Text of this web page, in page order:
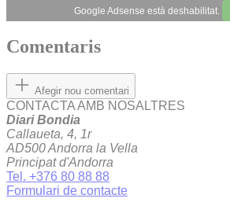
Google Adsense està deshabilitat.
Comentaris
Afegir nou comentari
CONTACTA AMB NOSALTRES
Diari Bondia
Callaueta, 4, 1r
AD500 Andorra la Vella
Principat d'Andorra
Tel. +376 80 88 88
Formulari de contacte